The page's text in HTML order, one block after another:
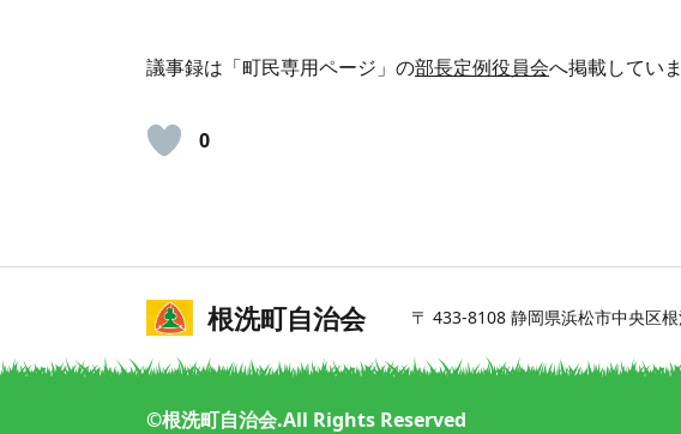
議事録は「町民専用ページ」の部長定例役員会へ掲載していま
0
根洗町自治会 〒 433-8108 静岡県浜松市中央区
詳細を見る
©根洗町自治会.All Rights Reserved